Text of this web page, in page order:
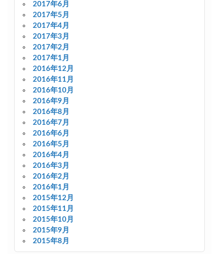
2017年6月
2017年5月
2017年4月
2017年3月
2017年2月
2017年1月
2016年12月
2016年11月
2016年10月
2016年9月
2016年8月
2016年7月
2016年6月
2016年5月
2016年4月
2016年3月
2016年2月
2016年1月
2015年12月
2015年11月
2015年10月
2015年9月
2015年8月